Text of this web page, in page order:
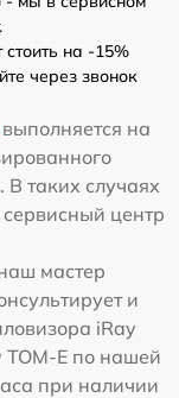
на -15%
через звонок
выполняется на
таких случаях
центр
мастер
и
iRay
TOM-E по нашей
при наличии